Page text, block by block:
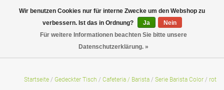
Startseite / Gedeckter Tisch / Cafeteria / Barista / Serie Barista Color / rot
Wir benutzen Cookies nur für interne Zwecke um den Webshop zu
verbessern. Ist das in Ordnung?
Ja
Nein
Für weitere Informationen beachten Sie bitte unsere
Datenschutzerklärung. »